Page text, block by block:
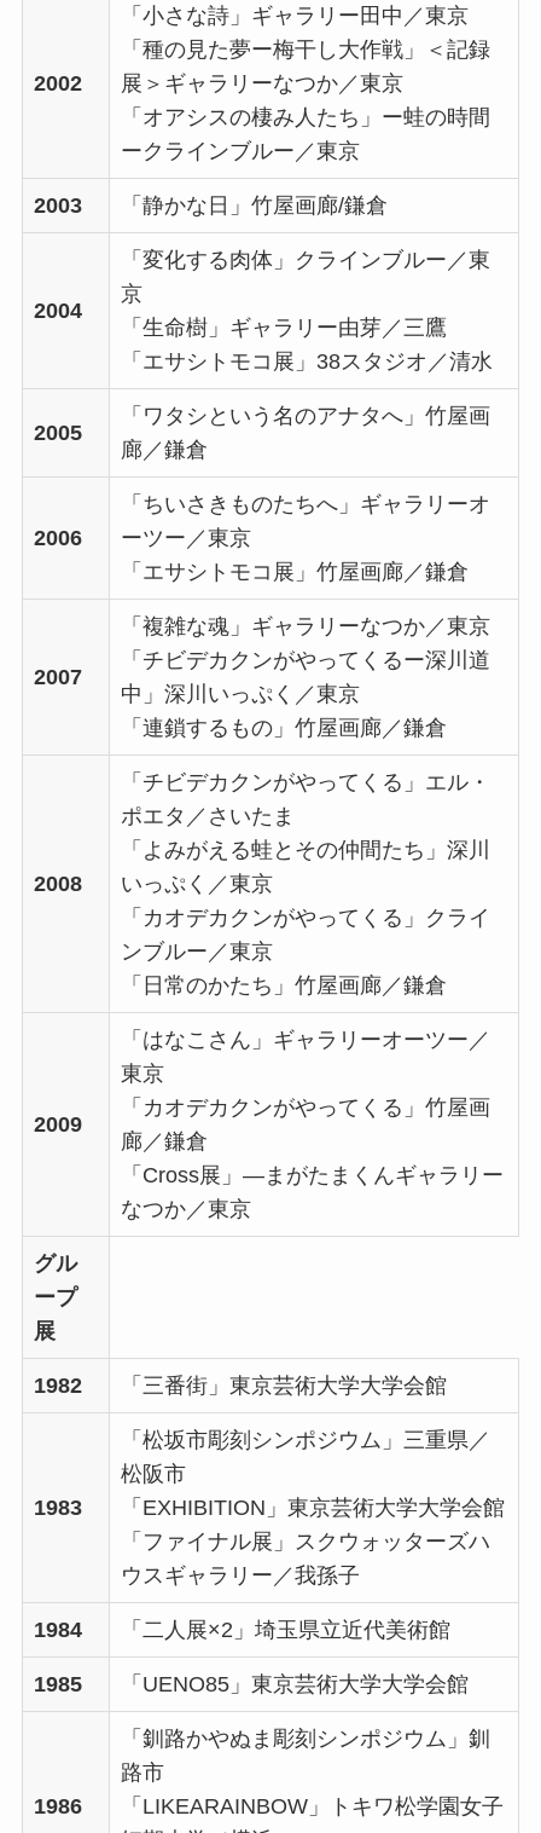
2002
「小さな詩」ギャラリー田中／東京
「種の見た夢ー梅干し大作戦」＜記録
展＞ギャラリーなつか／東京
「オアシスの棲み人たち」ー蛙の時間
ークラインブルー／東京
2003 「静かな日」竹屋画廊/鎌倉
2004
「変化する肉体」クラインブルー／東
京
「生命樹」ギャラリー由芽／三鷹
「エサシトモコ展」38スタジオ／清水
2005
「ワタシという名のアナタへ」竹屋画
廊／鎌倉
2006
「ちいさきものたちへ」ギャラリーオ
ーツー／東京
「エサシトモコ展」竹屋画廊／鎌倉
2007
「複雑な魂」ギャラリーなつか／東京
「チビデカクンがやってくるー深川道
中」深川いっぷく／東京
「連鎖するもの」竹屋画廊／鎌倉
2008
「チビデカクンがやってくる」エル・
ポエタ／さいたま
「よみがえる蛙とその仲間たち」深川
いっぷく／東京
「カオデカクンがやってくる」クライ
ンブルー／東京
「日常のかたち」竹屋画廊／鎌倉
2009
「はなこさん」ギャラリーオーツー／
東京
「カオデカクンがやってくる」竹屋画
廊／鎌倉
「Cross展」—まがたまくんギャラリー
なつか／東京
グル
ープ
展
1982 「三番街」東京芸術大学大学会館
1983
「松坂市彫刻シンポジウム」三重県／
松阪市
「EXHIBITION」東京芸術大学大学会館
「ファイナル展」スクウォッターズハ
ウスギャラリー／我孫子
1984 「二人展×2」埼玉県立近代美術館
1985 「UENO85」東京芸術大学大学会館
1986
「釧路かやぬま彫刻シンポジウム」釧
路市
「LIKEARAINBOW」トキワ松学園女子